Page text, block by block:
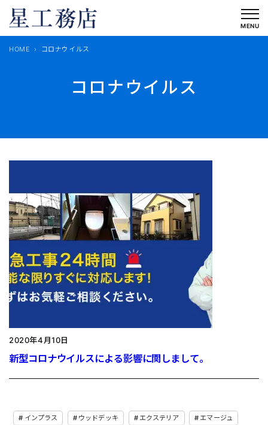
を
MENU
コロナウイルス
HOME コロナウイルス
2020年4月10日
新型コロナウイルスによる影響に関しまして。
インプラス ウッドデッキ エクステリア エマージュ